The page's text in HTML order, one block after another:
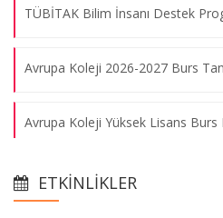
TÜBİTAK Bilim İnsanı Destek
Avrupa Koleji 2026-2027 Burs
Avrupa Koleji Yüksek Lisans Burs
Kültür ve Medeniyet Vakfı Bursu
ETKINLIKLER
Volkan Bozkır ile “Türk Dış
07.08.2026
Engin Soysal ile “Diplomasi,
07.08.2026